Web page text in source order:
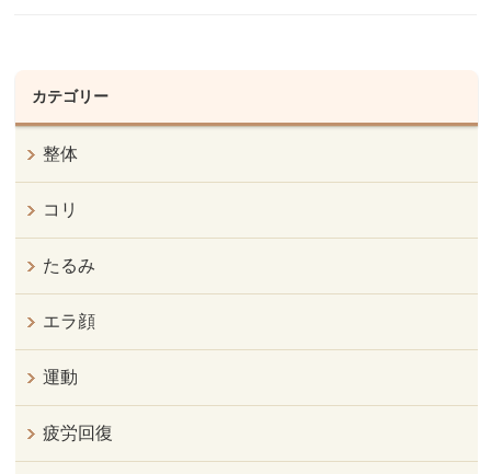
カテゴリー
整体
コリ
たるみ
エラ顔
運動
疲労回復